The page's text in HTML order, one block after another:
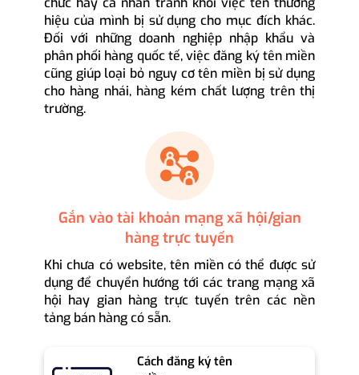
hiệu của mình bị sử dụng cho mục đích khác.
Đối với những doanh nghiệp nhập khẩu và
phân phối hàng quốc tế, việc đăng ký tên miền
cũng giúp loại bỏ nguy cơ tên miền bị sử dụng
cho hàng nhái, hàng kém chất lượng trên thị
trường.
Gắn vào tài khoản mạng xã hội/gian
hàng trực tuyến
Khi chưa có website, tên miền có thể được sử
dụng để chuyển hướng tới các trang mạng xã
hội hay gian hàng trực tuyến trên các nền
tảng bán hàng có sẵn.
Cách đăng ký tên